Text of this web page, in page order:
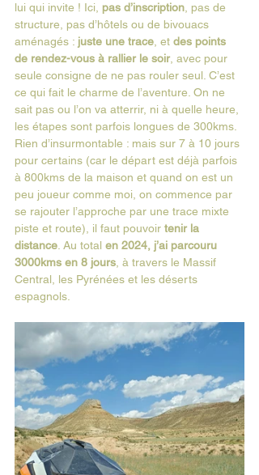
lui qui invite ! Ici, pas d’inscription , pas de
structure, pas d’hôtels ou de bivouacs
aménagés : juste une trace , et des points
de rendez-vous à rallier le soir, avec pour
seule consigne de ne pas rouler seul. C’est
ce qui fait le charme de l’aventure. On ne
sait pas ou l’on va atterrir, ni à quelle heure,
les étapes sont parfois longues de 300kms.
Rien d’insurmontable : mais sur 7 à 10 jours
pour certains (car le départ est déjà parfois
à 800kms de la maison et quand on est un
peu joueur comme moi, on commence par
se rajouter l’approche par une trace mixte
piste et route), il faut pouvoir tenir la
distance . Au total en 2024, j’ai parcouru
3000kms en 8 jours , à travers le Massif
Central, les Pyrénées et les déserts
espagnols.